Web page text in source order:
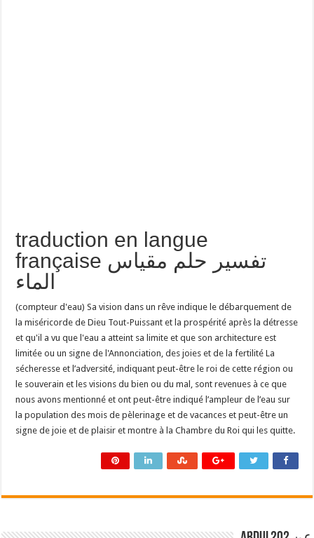
traduction en langue
française تفسير حلم مقياس
الماء
(compteur d'eau) Sa vision dans un rêve indique le débarquement de
la miséricorde de Dieu Tout-Puissant et la prospérité après la détresse
et qu'il a vu que l'eau a atteint sa limite et que son architecture est
limitée ou un signe de l'Annonciation, des joies et de la fertilité La
sécheresse et l’adversité, indiquant peut-être le roi de cette région ou
le souverain et les visions du bien ou du mal, sont revenues à ce que
nous avons mentionné et ont peut-être indiqué l’ampleur de l’eau sur
la population des mois de pèlerinage et de vacances et peut-être un
signe de joie et de plaisir et montre à la Chambre du Roi qui les quitte.